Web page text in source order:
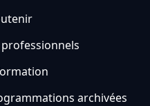
archivées